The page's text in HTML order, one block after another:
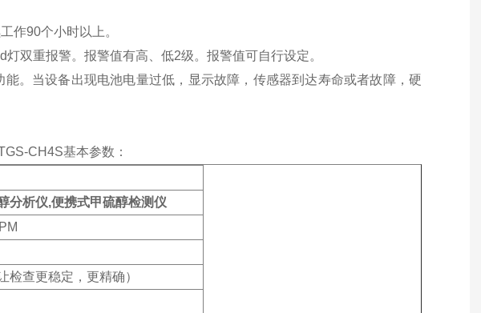
作90个小时以上。
双重报警。报警值有高、低2级。报警值可自行设定。
。当设备出现电池电量过低，显示故障，传感器到达寿命或者故障，硬
CH4S基本参数：
分析仪,便携式甲硫醇检测仪
检查更稳定，更精确）